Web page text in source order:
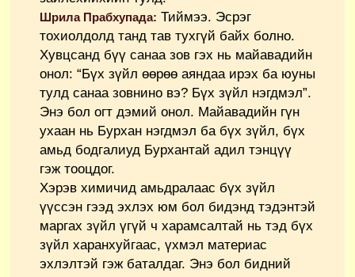
Шрила Прабхупада: Тиймээ. Эсрэг
тохиолдолд танд тав тухгүй байх болно.
Хувцсанд бүү санаа зов гэх нь майавадийн
онол: “Бүх зүйл өөрөө аяндаа ирэх ба юуны
тулд санаа зовнино вэ? Бүх зүйл нэгдмэл”.
Энэ бол огт дэмий онол. Майавадийн гүн
ухаан нь Бурхан нэгдмэл ба бүх зүйл, бүх
амьд бодгалиуд Бурхантай адил тэнцүү
гэж тооцдог.
Хэрэв химичид амьдралаас бүх зүйл
үүссэн гээд эхлэх юм бол бидэнд тэдэнтэй
маргах зүйл үгүй ч харамсалтай нь тэд бүх
зүйл харанхуйгаас, үхмэл материас
эхлэлтэй гэж баталдаг. Энэ бол бидний